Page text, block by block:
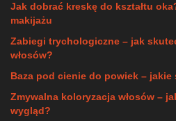
Jak dobrać kreskę do kształtu
makijażu
Zabiegi trychologiczne – jak
włosów?
Baza pod cienie do powiek –
Zmywalna koloryzacja włosów –
wygląd?